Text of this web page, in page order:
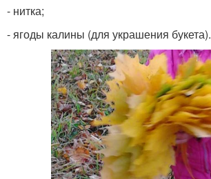
- нитка;
- ягоды калины (для украшения букета).